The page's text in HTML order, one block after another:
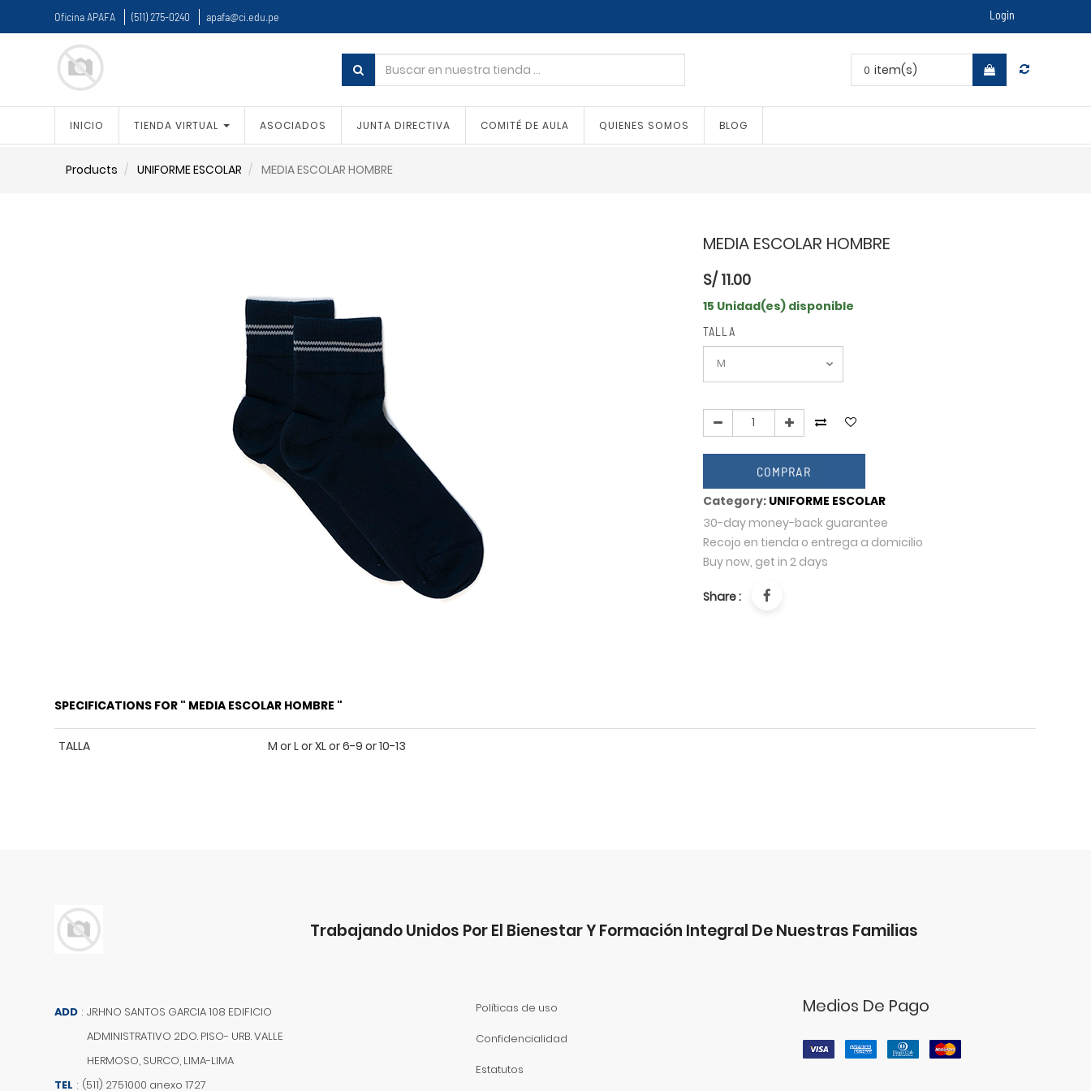
Oficina APAFA (511) 275-0240 apafa@ci.edu.pe Login
0 item(s)
INICIO TIENDA VIRTUAL ASOCIADOS JUNTA DIRECTIVA COMITÉ DE AULA QUIENES SOMOS BLOG
Products UNIFORME ESCOLAR MEDIA ESCOLAR HOMBRE
MEDIA ESCOLAR HOMBRE
S/ 11.00
15 Unidad(es) disponible
TALLA
COMPRAR
Category: UNIFORME ESCOLAR
30-day money-back guarantee
Recojo en tienda o entrega a domicilio
Buy now, get in 2 days
Share :
SPECIFICATIONS FOR " MEDIA ESCOLAR HOMBRE "
TALLA M or L or XL or 6-9 or 10-13
Trabajando Unidos Por El Bienestar Y Formación Integral De Nuestras Familias
ADD : JR.HNO SANTOS GARCIA 108 EDIFICIO
ADMINISTRATIVO 2DO. PISO- URB. VALLE
HERMOSO, SURCO, LIMA-LIMA
TEL : (511) 2751000 anexo 1727
Políticas de uso
Confidencialidad
Estatutos
Medios De Pago